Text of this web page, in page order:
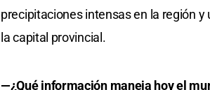
precipitaciones intensas en la región
la capital provincial.
—¿Qué información maneja hoy el